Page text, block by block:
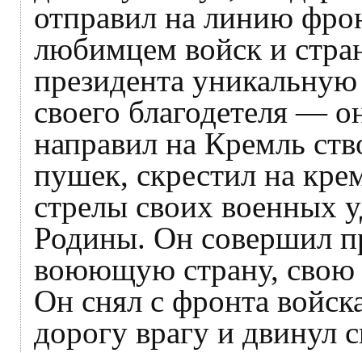
отправил на линию
любимцем войск и
президента
своего благодетеля —
направил на Кремль
пушек, скрестил на
стрелы своих военных
Родины. Он совершил
воюющую страну,
Он снял с фронта
дорогу врагу и двинул